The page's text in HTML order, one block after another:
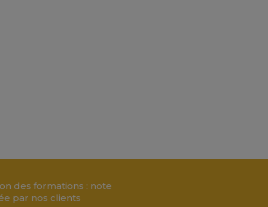
des formations : note
par nos clients